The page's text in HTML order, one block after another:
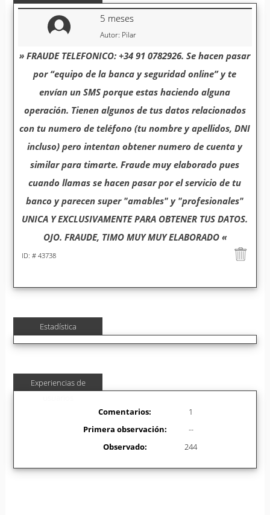
Autor: Pilar
5 meses
ID: # 43738
» FRAUDE TELEFONICO: +34 91 0782926. Se hacen pasar
por “equipo de la banca y seguridad online” y te
envían un SMS porque estas haciendo alguna
operación. Tienen algunos de tus datos relacionados
con tu numero de teléfono (tu nombre y apellidos, DNI
incluso) pero intentan obtener numero de cuenta y
similar para timarte. Fraude muy elaborado pues
cuando llamas se hacen pasar por el servicio de tu
banco y parecen super "amables" y "profesionales"
UNICA Y EXCLUSIVAMENTE PARA OBTENER TUS DATOS.
OJO. FRAUDE, TIMO MUY MUY ELABORADO «
Estadística
Experiencias de
Comentarios:
1
Primera observación:
--
Observado:
244